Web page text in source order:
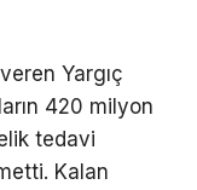
Yargıç
420 milyon
tedavi
Kalan